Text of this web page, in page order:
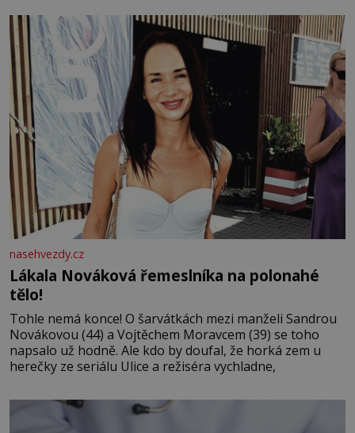
tisíc příslušnic svého včelstva, vznikne jeden z
nejdokonalejších organismů
nasehvezdy.cz
Lákala Nováková řemeslníka na polonahé
tělo!
Tohle nemá konce! O šarvátkách mezi manželi Sandrou
Novákovou (44) a Vojtěchem Moravcem (39) se toho
napsalo už hodně. Ale kdo by doufal, že horká zem u
herečky ze seriálu Ulice a režiséra vychladne,